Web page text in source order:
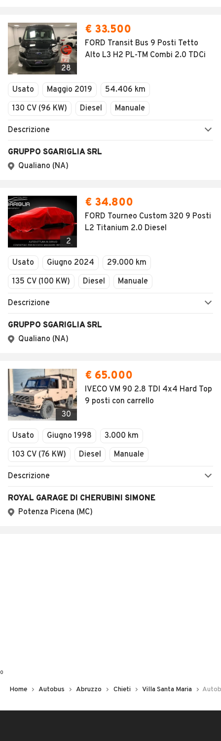
28
€ 33.500
FORD Transit Bus 9 Posti Tetto
Alto L3 H2 PL-TM Combi 2.0 TDCi
Usato Maggio 2019
54.406 km
130 CV (96 KW)
Diesel Manuale
Descrizione
GRUPPO SGARIGLIA SRL
Qualiano (NA)
2
€ 34.800
FORD Tourneo Custom 320 9 Posti
L2 Titanium 2.0 Diesel
Usato Giugno 2024
29.000 km
135 CV (100 KW)
Diesel Manuale
Descrizione
GRUPPO SGARIGLIA SRL
Qualiano (NA)
30
€ 65.000
IVECO VM 90 2.8 TDI 4x4 Hard Top
9 posti con carrello
Usato Giugno 1998
3.000 km
103 CV (76 KW)
Diesel Manuale
Descrizione
ROYAL GARAGE DI CHERUBINI SIMONE
Potenza Picena (MC)
0
Home Autobus Abruzzo Chieti Villa Santa Maria